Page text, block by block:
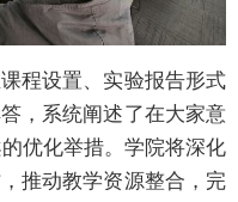
程设置、实验报告形式
，系统阐述了在大家意
优化举措。学院将深化
推动教学资源整合，完